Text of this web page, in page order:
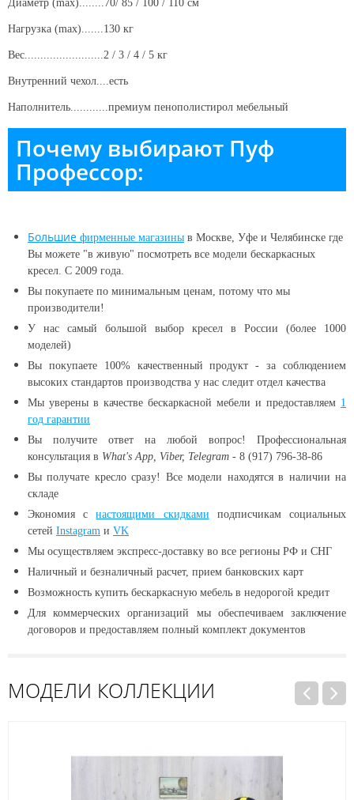
Диаметр (max)........70/ 85 / 100 / 110 см
Нагрузка (max).......130 кг
Вес.........................2 / 3 / 4 / 5 кг
Внутренний чехол....есть
Наполнитель............премиум пенополистирол мебельный
Почему выбирают Пуф
Профессор:
Большие фирменные магазины в Москве, Уфе и Челябинске где
Вы можете "в живую" посмотреть все модели бескаркасных
кресел. С 2009 года.
Вы покупаете по минимальным ценам, потому что мы
производители!
У нас самый большой выбор кресел в России (более 1000
моделей)
Вы покупаете 100% качественный продукт - за соблюдением
высоких стандартов производства у нас следит отдел качества
Мы уверены в качестве бескаркасной мебели и предоставляем 1
год гарантии
Вы получите ответ на любой вопрос! Профессиональная
консультация в What's App, Viber, Telegram - 8 (917) 796-38-86
Вы получате кресло сразу! Все модели находятся в наличии на
складе
Экономия снастоящими скидками подписчикам социальных
сетей Instagram и VK
Мы осуществляем экспресс-доставку во все регионы РФ и СНГ
Наличный и безналичный расчет, прием банковских карт
Возможность купить бескаркасную мебель в недорогой кредит
Для коммерческих организаций мы обеспечиваем заключение
договоров и предоставляем полный комплект документов
МОДЕЛИ КОЛЛЕКЦИИ